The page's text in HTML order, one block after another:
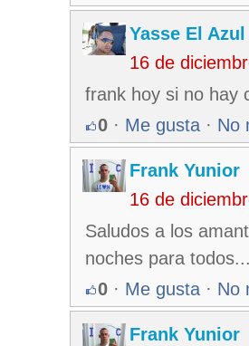
Yasse El Azul
16 de
frank hoy si no hay
0 · Me gusta · No
Frank Yunior
16 de
Saludos a los
noches para
0 · Me gusta · No
Frank Yunior